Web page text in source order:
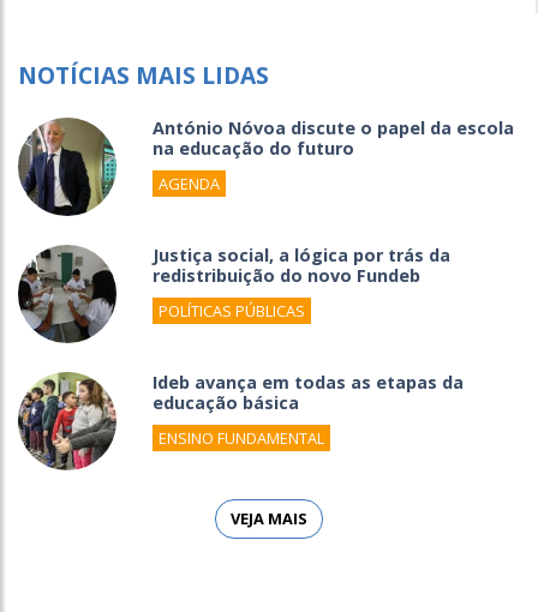
NOTÍCIAS MAIS LIDAS
António Nóvoa discute o papel da escola
na educação do futuro
AGENDA
Justiça social, a lógica por trás da
redistribuição do novo Fundeb
POLÍTICAS PÚBLICAS
Ideb avança em todas as etapas da
educação básica
ENSINO FUNDAMENTAL
VEJA MAIS